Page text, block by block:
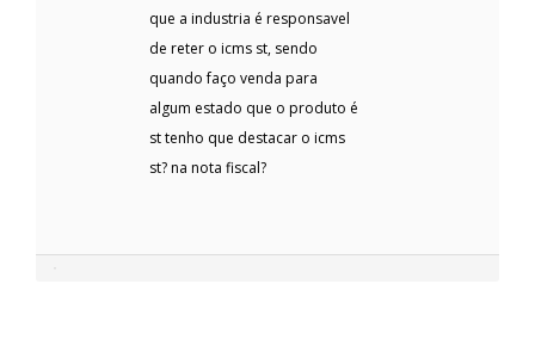
que a industria é responsavel
de reter o icms st, sendo
quando faço venda para
algum estado que o produto é
st tenho que destacar o icms
st? na nota fiscal?